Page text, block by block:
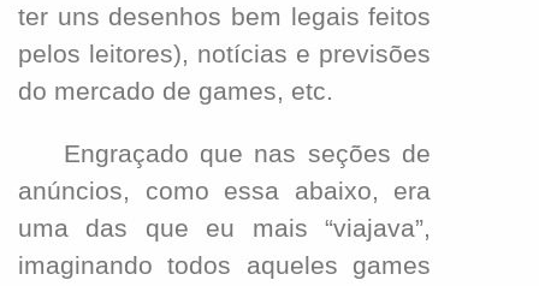
ter uns desenhos bem legais feitos
pelos leitores), notícias e previsões
do mercado de games, etc.
Engraçado que nas seções de
anúncios, como essa abaixo, era
uma das que eu mais “viajava”,
imaginando todos aqueles games